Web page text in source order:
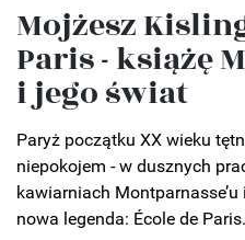
Mojżesz
Paris - książę
i jego świat
Paryż początku XX wieku
niepokojem - w dusznych
kawiarniach
nowa legenda: École de